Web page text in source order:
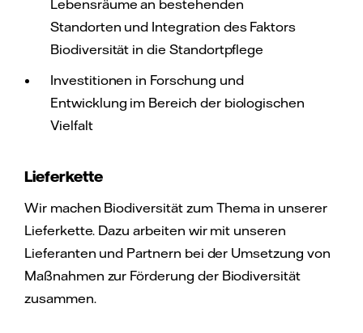
Lebensräume an bestehenden
Standorten und Integration des Faktors
Biodiversität in die Standortpflege
Investitionen in Forschung und
Entwicklung im Bereich der biologischen
Vielfalt
Lieferkette
Wir machen Biodiversität zum Thema in unserer
Lieferkette. Dazu arbeiten wir mit unseren
Lieferanten und Partnern bei der Umsetzung von
Maßnahmen zur Förderung der Biodiversität
zusammen.